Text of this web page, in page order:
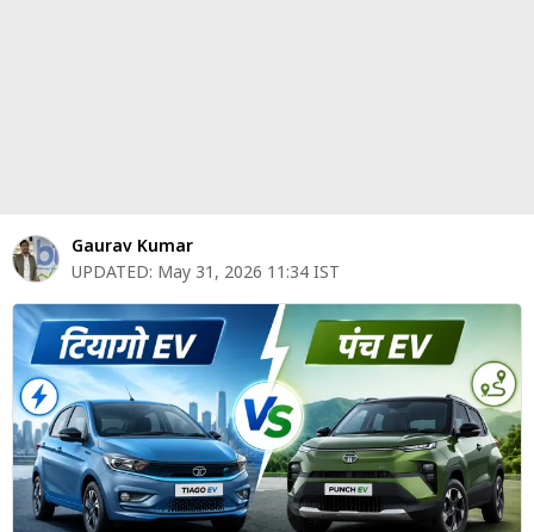
ट्रेंडिंग
न्यूज
वीडियो
म्यूचुअल
फंड
Gaurav Kumar
UPDATED: May 31, 2026 11:34 IST